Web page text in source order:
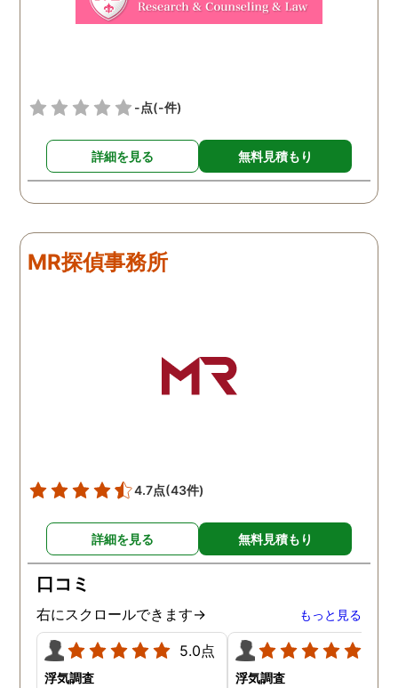
-点(-件)
詳細を見る 無料見積もり
MR探偵事務所
4.7点(43件)
詳細を見る 無料見積もり
口コミ
右にスクロールできます→ もっと見る
5.0点
浮気調査 浮気調査